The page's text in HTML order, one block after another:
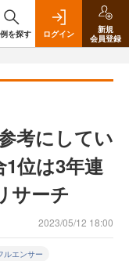
を探す ログイン
新規
会員登録
考にしてい
位は3年連
サーチ
2023/05/12 18:00
ルエンサー